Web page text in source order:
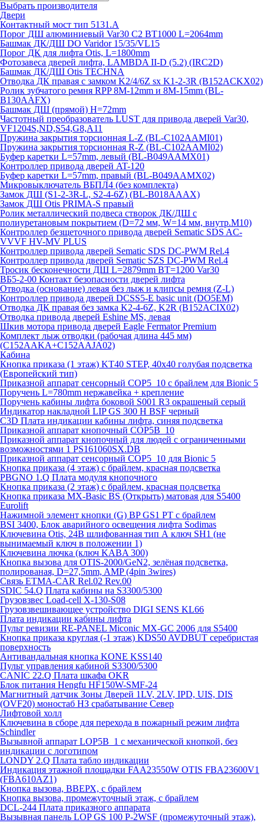
Выбрать производителя
Двери
Контактный мост тип 5131.A
Порог ДШ алюминиевый Var30 C2 BT1000 L=2064mm
Башмак ДК/ДШ DO Varidor 15/35/VL15
Порог ДК для лифта Otis, L=1800mm
Фотозавеса дверей лифта, LAMBDA II-D (5.2) (IRC2D)
Башмак ДК/ДШ Otis TECHNA
Отводка ДК правая с замком K2/4/6Z sx K1-2-3R (B152ACKX02)
Ролик зубчатого ремня RPP 8M-12mm и 8M-15mm (BL-
B130AAFX)
Башмак ДШ (прямой) H=72mm
Частотный преобразователь LUST для привода дверей Var30,
VF1204S,ND,S54,G8,A11
Пружина закрытия торсионная L-Z (BL-C102AAMI01)
Пружина закрытия торсионная R-Z (BL-C102AAMI02)
Буфер каретки L=57mm, левый (BL-B049AAMX01)
Контроллер привода дверей AT-120
Буфер каретки L=57mm, правый (BL-B049AAMX02)
Микровыключатель ВБПЛ4 (без комплекта)
Замок ДШ (S1-2-3R-L, S2-4-6Z) (BL-B018AAAX)
Замок ДШ Otis PRIMA-S правый
Ролик металлический подвеса створок ДК/ДШ с
полиуретановым покрытием (D=72 мм, W=14 мм, внутр.М10)
Контроллер безщеточного привода дверей Sematiс SDS AC-
VVVF HV-MV PLUS
Контроллер привода дверей Sematic SDS DC-PWM Rel.4
Контроллер привода дверей Sematic SZS DC-PWM Rel.4
Тросик бесконечности ДШ L=2879mm BT=1200 Var30
ВБ5-2-00 Контакт безопасности дверей лифта
Отводка (основание) левая без лыж и клипсы ремня (Z-L)
Контроллер привода дверей DCSS5-E basic unit (DO5EM)
Отводка ДК правая без замка K2-4-6Z, K2R (B152ACIX02)
Отводка привода дверей Eshine MS, левая
Шкив мотора привода дверей Eagle Fermator Premium
Комплект лыж отводки (рабочая длина 445 мм)
(C152AAKA+C152AAJA02)
Кабина
Кнопка приказа (1 этаж) KT40 STEP, 40х40 голубая подсветка
(Европейский тип)
Приказной аппарат сенсорный COP5_10 с брайлем для Bionic 5
Поручень L=780mm нержавейка + крепление
Поручень кабины лифта боковой S001 R3 окрашеный серый
Индикатор накладной LIP GS 300 H BSF черный
C3D Плата индикации кабины лифта, синяя подсветка
Приказной аппарат кнопочный COP5B_10
Приказной аппарат кнопочный для людей с ограниченными
возможностями 1 PS161060SX.DB
Приказной аппарат сенсорный COP5_10 для Bionic 5
Кнопка приказа (4 этаж) с брайлем, красная подсветка
PBGNO 1.Q Плата модуля кнопочного
Кнопка приказа (2 этаж) с брайлем, красная подсветка
Кнопка приказа MX-Basic BS (Открыть) матовая для S5400
Eurolift
Нажимной элемент кнопки (G) BP GS1 PT с брайлем
BSI 3400, Блок аварийного освещения лифта Sodimas
Ключевина Otis, 24В шлифованная тип А ключ SH1 (не
вынимаемый ключ в положении 1)
Ключевина лючка (ключ KABA 300)
Кнопка вызова для OTIS-2000/GeN2, зелёная подсветка,
полированая, D=27,5mm, AMP (4pin 3wires)
Связь ETMA-CAR Rel.02 Rev.00
SDIC 54.Q Плата кабины на S3300/5300
Грузовзвес Load-cell X-130-S08
Грузовзвешивающее устройство DIGI SENS KL66
Плата индикации кабины лифта
Пульт ревизии RE-PANEL Miconic MX-GC 2006 для S5400
Кнопка приказа круглая (-1 этаж) KDS50 AVDBUT серебристая
поверхность
Антивандальная кнопка KONE KSS140
Пульт управления кабиной S3300/5300
CANIC 22.Q Плата шкафа OKR
Блок питания Hengfu HF150W-SMF-24
Магнитный датчик Зоны Дверей 1LV, 2LV, IPD, UIS, DIS
(OVF20) моностаб НЗ срабатывание Cевер
Лифтовой холл
Ключевина в сборе для перехода в пожарный режим лифта
Schindler
Вызывной аппарат LOP5B_1 с механической кнопкой, без
индикации с логотипом
LONDY 2.Q Плата табло индикации
Индикация этажной площадки FAA23550W OTIS FBA23600V1
(FBA610AZ1)
Кнопка вызова, ВВЕРХ, с брайлем
Кнопка вызова, промежуточный этаж, с брайлем
DCL-244 Плата приказного аппарата
Вызывная панель LOP GS 100 P-2WSF (промежуточный этаж),